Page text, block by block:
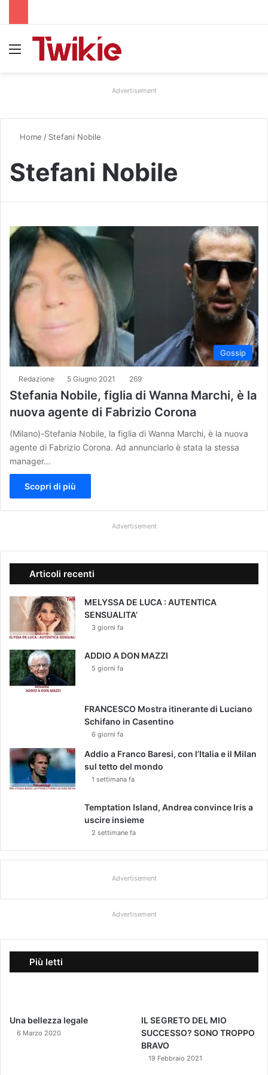
Advertisement
Home / Stefani Nobile
Stefani Nobile
Gossip
Redazione 5 Giugno 2021 269
Stefania Nobile, figlia di Wanna Marchi, è la
nuova agente di Fabrizio Corona
(Milano)-Stefania Nobile, la figlia di Wanna Marchi, è la nuova
agente di Fabrizio Corona. Ad annunciarlo è stata la stessa
manager…
Scopri di più
Advertisement
Articoli recenti
MELYSSA DE LUCA : AUTENTICA
SENSUALITA’
3 giorni fa
ADDIO A DON MAZZI
5 giorni fa
FRANCESCO Mostra itinerante di Luciano
Schifano in Casentino
6 giorni fa
Addio a Franco Baresi, con l’Italia e il Milan
sul tetto del mondo
1 settimana fa
Temptation Island, Andrea convince Iris a
uscire insieme
2 settimane fa
Advertisement
Advertisement
Più letti
Una bellezza legale
6 Marzo 2020
IL SEGRETO DEL MIO
SUCCESSO? SONO TROPPO
BRAVO
19 Febbraio 2021